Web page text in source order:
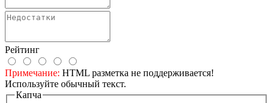
Рейтинг
Примечание: HTML разметка не поддерживается!
Используйте обычный текст.
Капча